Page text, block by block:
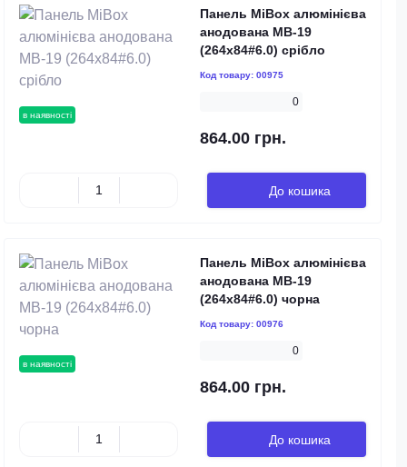
в наявності
Панель MiBox алюмінієва
анодована MB-19
(264x84#6.0) срібло
Код товару: 00975
0
864.00 грн.
До кошика
в наявності
Панель MiBox алюмінієва
анодована MB-19
(264x84#6.0) чорна
Код товару: 00976
0
864.00 грн.
До кошика